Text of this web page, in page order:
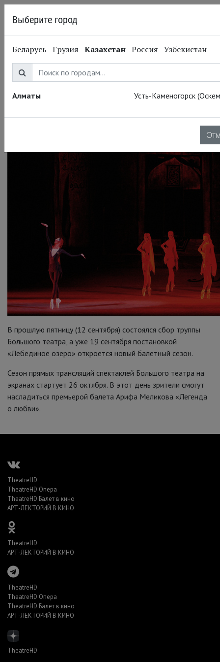
17.09.2014 Большой театр
Театральный Киносезон
2014-15. Открытие 26
октября
В прошлую пятницу (12 сентября) состоялся сбор труппы
Большого театра, а уже 19 сентября постановкой
«Лебединое озеро» откроется новый балетный сезон.
Сезон прямых трансляций спектаклей Большого театра на
экранах стартует 26 октября. В этот день зрители смогут
насладиться премьерой балета Арифа Меликова «Легенда
о любви».
TheatreHD
TheatreHD Опера
TheatreHD Балет в кино
АРТ-ЛЕКТОРИЙ В КИНО
TheatreHD
АРТ-ЛЕКТОРИЙ В КИНО
TheatreHD
TheatreHD Опера
TheatreHD Балет в кино
АРТ-ЛЕКТОРИЙ В КИНО
TheatreHD
Выберите город
Беларусь Грузия Казахстан Россия Узбекистан
Алматы Усть-Каменогорск